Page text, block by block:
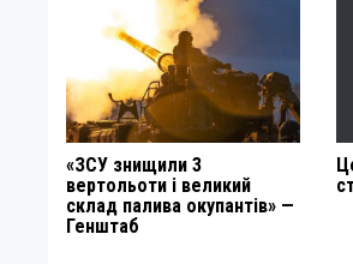
«ЗСУ знищили 3
вертольоти і великий
склад палива окупантів» —
Генштаб